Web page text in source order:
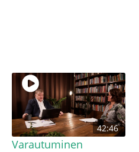
42:46
Varautuminen